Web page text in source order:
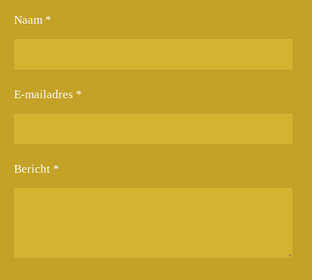
Naam *
E-mailadres *
Bericht *